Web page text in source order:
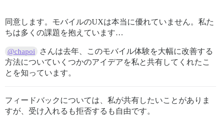
同意します。モバイルのUXは本当に優れていません。私た
ちは多くの課題を抱えています…
@chapoi
さんは去年、このモバイル体験を大幅に改善する
方法についていくつかのアイデアを私と共有してくれたこ
とを知っています。
フィードバックについては、私が共有したいことがありま
すが、受け入れるも拒否するも自由です。